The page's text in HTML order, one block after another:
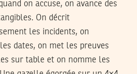
on accuse, on avance des
On décrit
les incidents, on
dates, on met les preuves
sur table et on nomme les